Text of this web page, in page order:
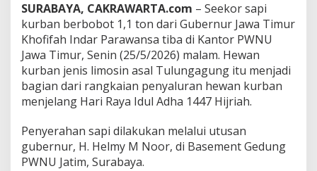
i
b
a
d
i
P
W
N
J
a
t
SURABAYA, CAKRAWARTA.com – Seekor sapi
kurban berbobot 1,1 ton dari Gubernur Jawa Timur
Khofifah Indar Parawansa tiba di Kantor PWNU
Jawa Timur, Senin (25/5/2026) malam. Hewan
kurban jenis limosin asal Tulungagung itu menjadi
bagian dari rangkaian penyaluran hewan kurban
menjelang Hari Raya Idul Adha 1447 Hijriah.
Penyerahan sapi dilakukan melalui utusan
gubernur, H. Helmy M Noor, di Basement Gedung
PWNU Jatim, Surabaya.